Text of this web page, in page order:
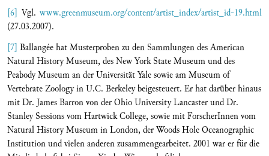
[6] Vgl. www.greenmuseum.org/content/artist_index/artist_id-19.html
(27.03.2007).
[7] Ballangée hat Musterproben zu den Sammlungen des American
Natural History Museum, des New York State Museum und des
Peabody Museum an der Universität Yale sowie am Museum of
Vertebrate Zoology in U.C. Berkeley beigesteuert. Er hat darüber hinaus
mit Dr. James Barron von der Ohio University Lancaster und Dr.
Stanley Sessions vom Hartwick College, sowie mit ForscherInnen vom
Natural History Museum in London, der Woods Hole Oceanographic
Institution und vielen anderen zusammengearbeitet. 2001 war er für die